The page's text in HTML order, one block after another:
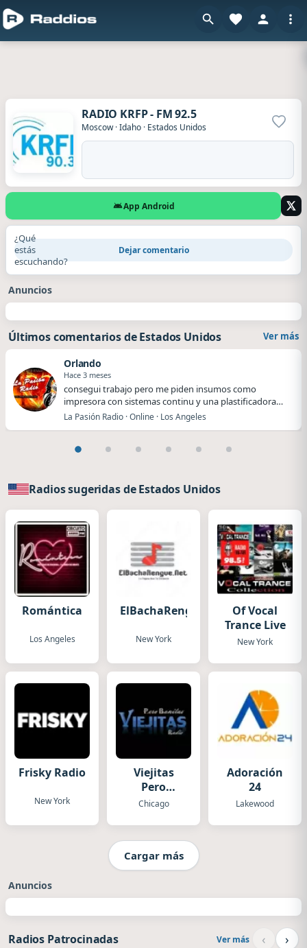
RADIO KRFP - FM 92.5
Moscow·Idaho · Estados Unidos
App Android
¿Qué
estás
escuchando?
Dejar comentario
Anuncios
Últimos comentarios de Estados Unidos Ver más
Orlando
Hace 3 meses
​​consegui trabajo pero me piden insumos como
impresora con sistemas continu y una plastificadora
me…
La Pasión Radio · Online · Los Angeles
Radios sugeridas de Estados Unidos
Romántica
Los Angeles
ElBachaRengue.Net
New York
Of Vocal
Trance Live
New York
Frisky Radio
New York
Viejitas
Pero
Bonitas
Chicago
Adoración
24
Lakewood
Cargar más
Anuncios
Radios Patrocinadas Ver más ‹ ›